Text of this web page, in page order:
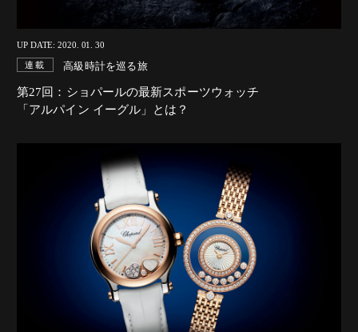
UP DATE: 2020. 01. 30
連載 高級時計を巡る旅
第27回：ショパールの最新スポーツウォッチ
「アルパイン イーグル」とは？